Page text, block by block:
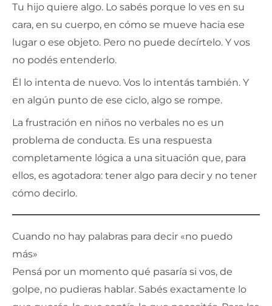
Tu hijo quiere algo. Lo sabés porque lo ves en su
cara, en su cuerpo, en cómo se mueve hacia ese
lugar o ese objeto. Pero no puede decírtelo. Y vos
no podés entenderlo.
Él lo intenta de nuevo. Vos lo intentás también. Y
en algún punto de ese ciclo, algo se rompe.
La frustración en niños no verbales no es un
problema de conducta. Es una respuesta
completamente lógica a una situación que, para
ellos, es agotadora: tener algo para decir y no tener
cómo decirlo.
Cuando no hay palabras para decir «no puedo
más»
Pensá por un momento qué pasaría si vos, de
golpe, no pudieras hablar. Sabés exactamente lo